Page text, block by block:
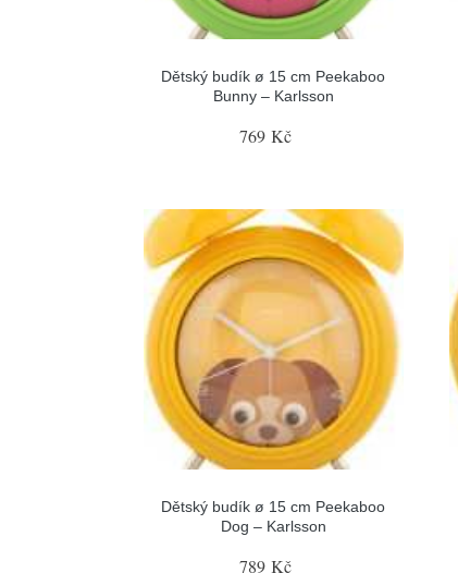
Dětský budík ø 15 cm Peekaboo
Bunny – Karlsson
769 Kč
Dětský budík ø 15 cm Peekaboo
Dog – Karlsson
789 Kč